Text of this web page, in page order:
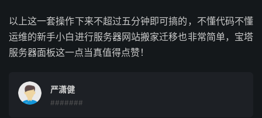
以上这一套操作下来不超过五分钟即可搞的，不懂代码不懂
运维的新手小白进行服务器网站搬家迁移也非常简单，宝塔
服务器面板这一点当真值得点赞！
严潇健
#######